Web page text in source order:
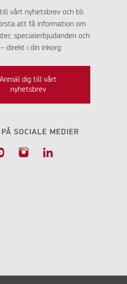
vårt nyhetsbrev och bli
att få information om
specialerbjudanden och
direkt i din inkorg
Anmäl dig till vårt
nyhetsbrev
SOCIALE MEDIER